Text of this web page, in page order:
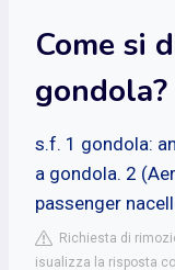
Come si
gondola?
s.f. 1 gondola:
a gondola. 2
passenger
Richiesta di
isualizza la risposta